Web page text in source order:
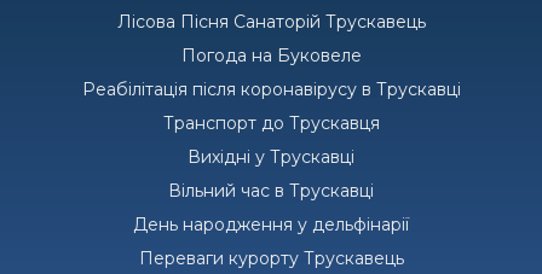
Лісова Пісня Санаторій Трускавець
Погода на Буковеле
Реабілітація після коронавірусу в Трускавці
Транспорт до Трускавця
Вихідні у Трускавці
Вільний час в Трускавці
День народження у дельфінарії
Переваги курорту Трускавець